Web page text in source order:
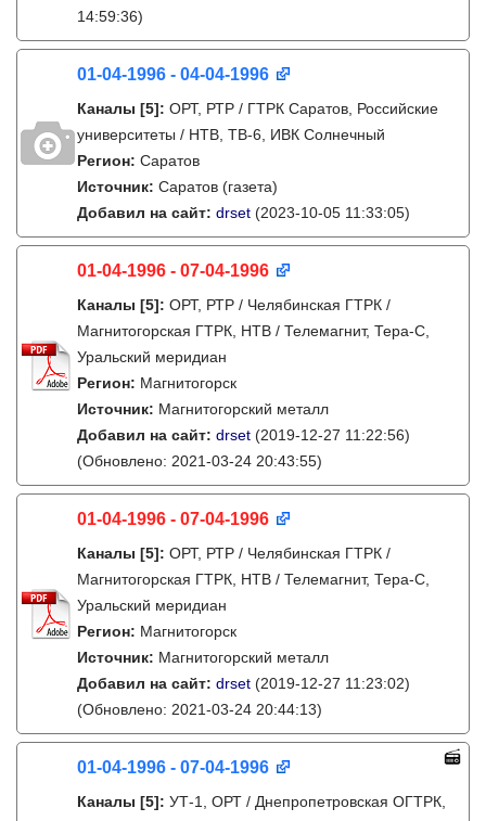
14:59:36)
01-04-1996 - 04-04-1996
Каналы [5]: ОРТ, РТР / ГТРК Саратов, Российские
университеты / НТВ, ТВ-6, ИВК Солнечный
Регион: Саратов
Источник: Саратов (газета)
Добавил на сайт: drset (2023-10-05 11:33:05)
01-04-1996 - 07-04-1996
Каналы [5]: ОРТ, РТР / Челябинская ГТРК /
Магнитогорская ГТРК, НТВ / Телемагнит, Тера-С,
Уральский меридиан
Регион: Магнитогорск
Источник: Магнитогорский металл
Добавил на сайт: drset (2019-12-27 11:22:56)
(Обновлено: 2021-03-24 20:43:55)
01-04-1996 - 07-04-1996
Каналы [5]: ОРТ, РТР / Челябинская ГТРК /
Магнитогорская ГТРК, НТВ / Телемагнит, Тера-С,
Уральский меридиан
Регион: Магнитогорск
Источник: Магнитогорский металл
Добавил на сайт: drset (2019-12-27 11:23:02)
(Обновлено: 2021-03-24 20:44:13)
01-04-1996 - 07-04-1996
Каналы [5]: УТ-1, ОРТ / Днепропетровская ОГТРК,